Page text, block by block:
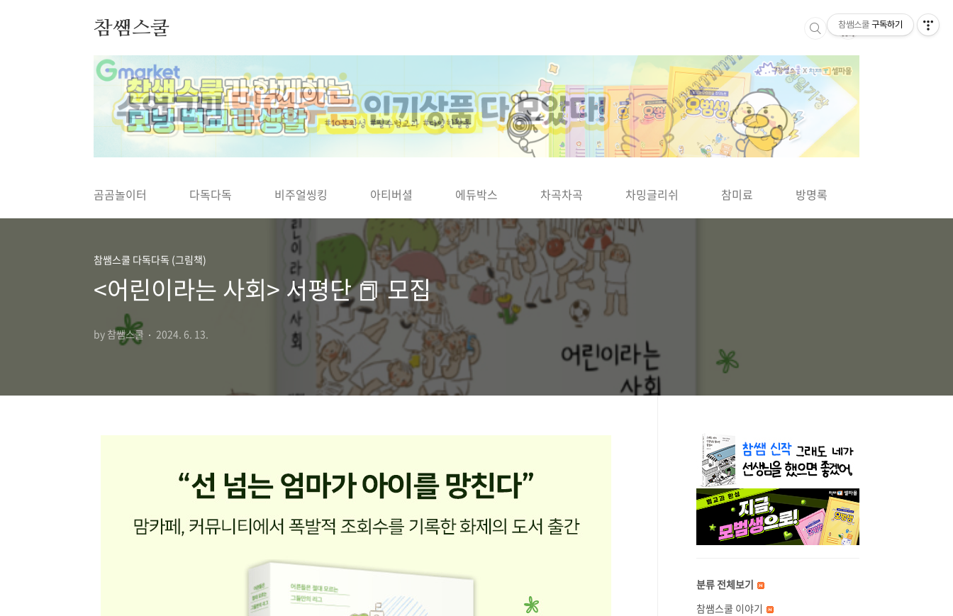
참쌤스쿨
▶
곰곰놀이터 다독다독 비주얼씽킹 아티버셜 에듀박스 차곡차곡 차밍글리쉬 참미료 방명록
참쌤스쿨 다독다독 (그림책)
<어린이라는 사회> 서평단 📕 모집
by 참쌤스쿨 2024. 6. 13.
분류 전체보기
참쌤스쿨 이야기
참쌤스쿨 구독하기